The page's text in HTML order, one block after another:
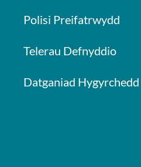
Polisi Preifatrwydd
Telerau Defnyddio
Datganiad Hygyrchedd